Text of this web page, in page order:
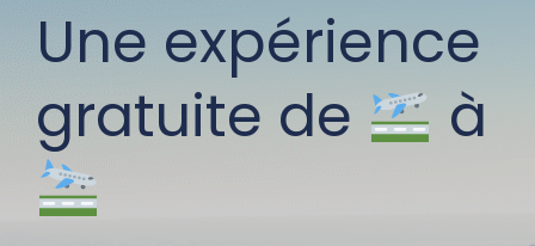
Une expérience
gratuite de
à